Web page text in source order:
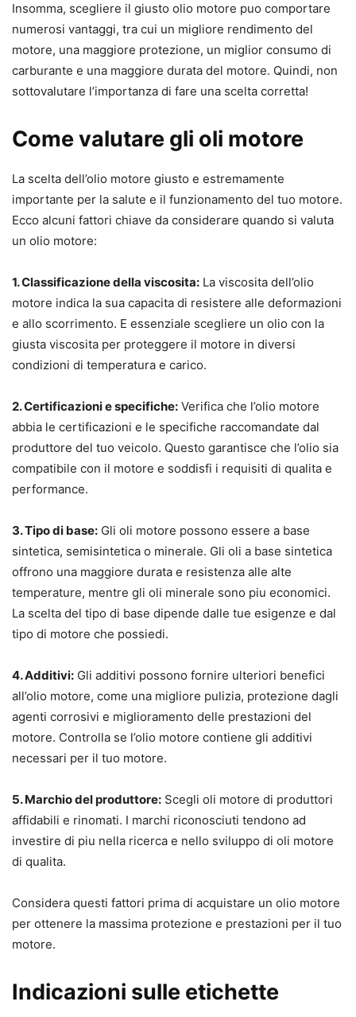
Insomma, scegliere il giusto olio motore puo comportare
numerosi vantaggi, tra cui un migliore rendimento del
motore, una maggiore protezione, un miglior consumo di
carburante e una maggiore durata del motore. Quindi, non
sottovalutare l’importanza di fare una scelta corretta!
Come valutare gli oli motore
La scelta dell’olio motore giusto e estremamente
importante per la salute e il funzionamento del tuo motore.
Ecco alcuni fattori chiave da considerare quando si valuta
un olio motore:
1. Classificazione della viscosita: La viscosita dell’olio
motore indica la sua capacita di resistere alle deformazioni
e allo scorrimento. E essenziale scegliere un olio con la
giusta viscosita per proteggere il motore in diversi
condizioni di temperatura e carico.
2. Certificazioni e specifiche: Verifica che l’olio motore
abbia le certificazioni e le specifiche raccomandate dal
produttore del tuo veicolo. Questo garantisce che l’olio sia
compatibile con il motore e soddisfi i requisiti di qualita e
performance.
3. Tipo di base: Gli oli motore possono essere a base
sintetica, semisintetica o minerale. Gli oli a base sintetica
offrono una maggiore durata e resistenza alle alte
temperature, mentre gli oli minerale sono piu economici.
La scelta del tipo di base dipende dalle tue esigenze e dal
tipo di motore che possiedi.
4. Additivi: Gli additivi possono fornire ulteriori benefici
all’olio motore, come una migliore pulizia, protezione dagli
agenti corrosivi e miglioramento delle prestazioni del
motore. Controlla se l’olio motore contiene gli additivi
necessari per il tuo motore.
5. Marchio del produttore: Scegli oli motore di produttori
affidabili e rinomati. I marchi riconosciuti tendono ad
investire di piu nella ricerca e nello sviluppo di oli motore
di qualita.
Considera questi fattori prima di acquistare un olio motore
per ottenere la massima protezione e prestazioni per il tuo
motore.
Indicazioni sulle etichette